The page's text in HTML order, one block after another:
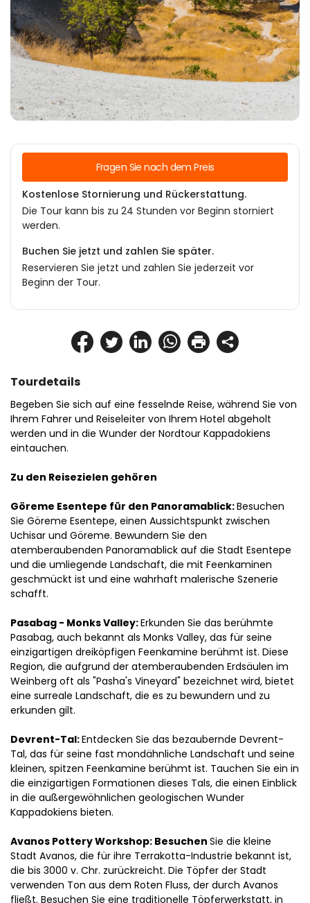
Tourdetails
Begeben Sie sich auf eine fesselnde Reise, während Sie von
Ihrem Fahrer und Reiseleiter von Ihrem Hotel abgeholt
werden und in die Wunder der Nordtour Kappadokiens
eintauchen.
Zu den Reisezielen gehören
Göreme Esentepe für den Panoramablick: Besuchen
Sie Göreme Esentepe, einen Aussichtspunkt zwischen
Uchisar und Göreme. Bewundern Sie den
atemberaubenden Panoramablick auf die Stadt Esentepe
und die umliegende Landschaft, die mit Feenkaminen
geschmückt ist und eine wahrhaft malerische Szenerie
schafft.
Pasabag - Monks Valley: Erkunden Sie das berühmte
Pasabag, auch bekannt als Monks Valley, das für seine
einzigartigen dreiköpfigen Feenkamine berühmt ist. Diese
Region, die aufgrund der atemberaubenden Erdsäulen im
Weinberg oft als "Pasha's Vineyard" bezeichnet wird, bietet
eine surreale Landschaft, die es zu bewundern und zu
erkunden gilt.
Devrent-Tal: Entdecken Sie das bezaubernde Devrent-
Tal, das für seine fast mondähnliche Landschaft und seine
kleinen, spitzen Feenkamine berühmt ist. Tauchen Sie ein in
die einzigartigen Formationen dieses Tals, die einen Einblick
in die außergewöhnlichen geologischen Wunder
Kappadokiens bieten.
Avanos Pottery Workshop: Besuchen Sie die kleine
Stadt Avanos, die für ihre Terrakotta-Industrie bekannt ist,
die bis 3000 v. Chr. zurückreicht. Die Töpfer der Stadt
verwenden Ton aus dem Roten Fluss, der durch Avanos
fließt. Besuchen Sie eine traditionelle Töpferwerkstatt, in
Fragen Sie nach dem Preis
Kostenlose Stornierung und Rückerstattung.
Die Tour kann bis zu 24 Stunden vor Beginn storniert
werden.
Buchen Sie jetzt und zahlen Sie später.
Reservieren Sie jetzt und zahlen Sie jederzeit vor
Beginn der Tour.